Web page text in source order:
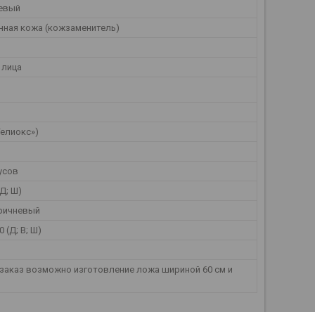
кожа (кожзаменитель)
Ш)
(Д; В; Ш)
возможно изготовление ложа шириной 60 см и